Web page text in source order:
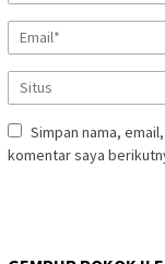
Simpan nama,
komentar saya